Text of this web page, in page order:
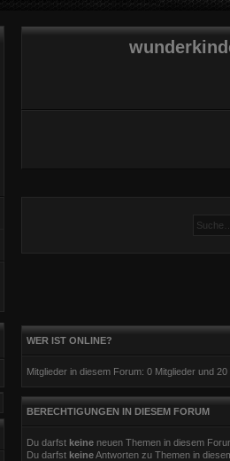
Nächste
WER IST ONLINE?
Mitglieder in diesem Forum: 0 Mitglieder und
BERECHTIGUNGEN IN DIESEM FORUM
Du darfst keineneuen Themen in diesem
Du darfst keineAntworten zu Themen in